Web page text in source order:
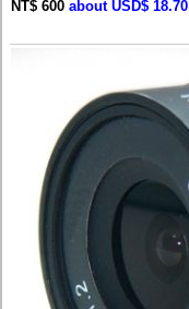
NT$ 600 about USD$ 18.70